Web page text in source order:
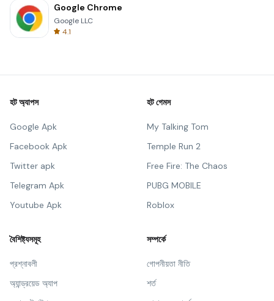
Google Chrome
Google LLC
4.1
হট অ্যাপস
Google Apk
Facebook Apk
Twitter apk
Telegram Apk
Youtube Apk
হট গেমস
My Talking Tom
Temple Run 2
Free Fire: The Chaos
PUBG MOBILE
Roblox
বৈশিষ্ট্যসমূহ
প্রশ্নাবলী
অ্যান্ড্রয়েড অ্যাপ
সম্পর্কে
গোপনীয়তা নীতি
শর্ত